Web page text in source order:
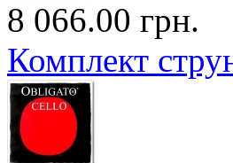
8 066.00 грн.
Комплект